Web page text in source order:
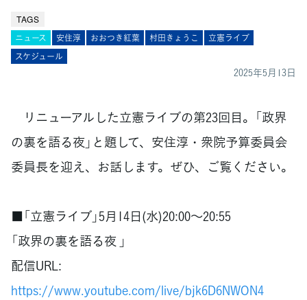
TAGS
ニュース 安住淳 おおつき紅葉 村田きょうこ
立憲ライブ
スケジュール
2025年5月13日
リニューアルした立憲ライブの第23回目。「政界
の裏を語る夜」と題して、安住淳・衆院予算委員会
委員長を迎え、お話します。ぜひ、ご覧ください。
■「立憲ライブ」5月14日(水)20:00～20:55
「政界の裏を語る夜 」
配信URL:
https://www.youtube.com/live/bjk6D6NWON4